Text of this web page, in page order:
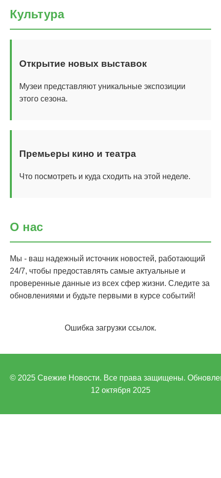
Культура
Открытие новых выставок
Музеи представляют уникальные экспозиции
этого сезона.
Премьеры кино и театра
Что посмотреть и куда сходить на этой неделе.
О нас
Мы - ваш надежный источник новостей, работающий
24/7, чтобы предоставлять самые актуальные и
проверенные данные из всех сфер жизни. Следите за
обновлениями и будьте первыми в курсе событий!
Ошибка загрузки ссылок.
© 2025 Свежие Новости. Все права защищены.
12 октября 2025